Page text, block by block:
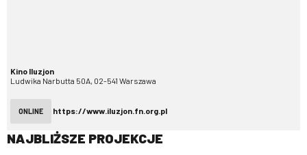
Kino Iluzjon
Ludwika Narbutta 50A, 02-541 Warszawa
ONLINE https://www.iluzjon.fn.org.pl
NAJBLIŻSZE PROJEKCJE